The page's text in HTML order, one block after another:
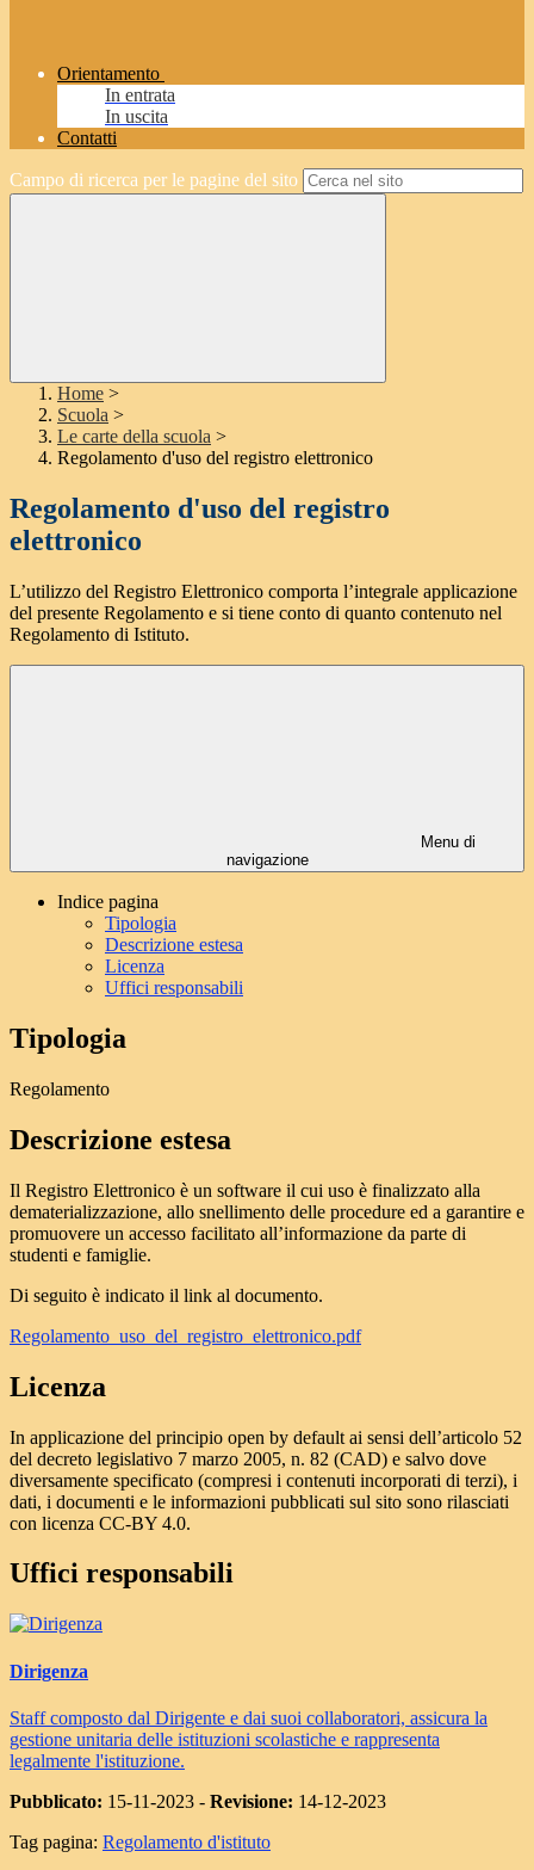
Orientamento
In entrata
In uscita
Contatti
Campo di ricerca per le pagine del sito
Home >
Scuola >
Le carte della scuola >
Regolamento d'uso del registro elettronico
Regolamento d'uso del registro
elettronico
L’utilizzo del Registro Elettronico comporta l’integrale applicazione
del presente Regolamento e si tiene conto di quanto contenuto nel
Regolamento di Istituto.
Menu di
navigazione
Indice pagina
Tipologia
Descrizione estesa
Licenza
Uffici responsabili
Tipologia
Regolamento
Descrizione estesa
Il Registro Elettronico è un software il cui uso è finalizzato alla
dematerializzazione, allo snellimento delle procedure ed a garantire e
promuovere un accesso facilitato all’informazione da parte di
studenti e famiglie.
Di seguito è indicato il link al documento.
Regolamento_uso_del_registro_elettronico.pdf
Licenza
In applicazione del principio open by default ai sensi dell’articolo 52
del decreto legislativo 7 marzo 2005, n. 82 (CAD) e salvo dove
diversamente specificato (compresi i contenuti incorporati di terzi), i
dati, i documenti e le informazioni pubblicati sul sito sono rilasciati
con licenza CC-BY 4.0.
Uffici responsabili
Dirigenza
Staff composto dal Dirigente e dai suoi collaboratori, assicura la
gestione unitaria delle istituzioni scolastiche e rappresenta
legalmente l'istituzione.
Pubblicato: 15-11-2023 - Revisione: 14-12-2023
Tag pagina: Regolamento d'istituto